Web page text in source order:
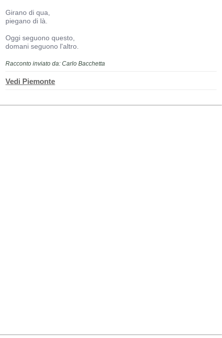
Girano di qua,
piegano di là.
Oggi seguono questo,
domani seguono l'altro.
Racconto inviato da: Carlo Bacchetta
Vedi Piemonte